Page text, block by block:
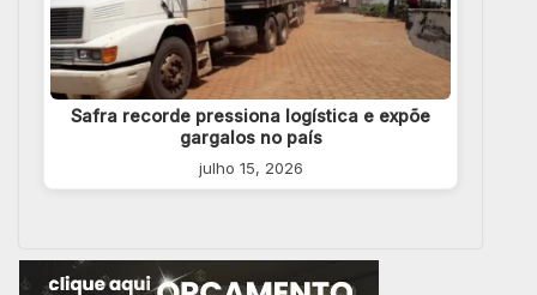
Safra recorde pressiona logística e expõe
gargalos no país
julho 15, 2026